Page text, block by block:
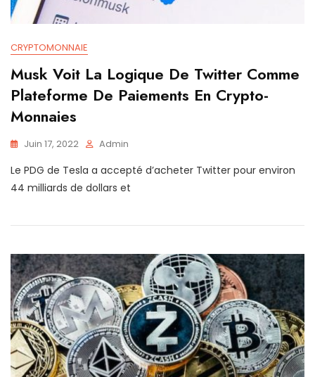
CRYPTOMONNAIE
Musk Voit La Logique De Twitter Comme
Plateforme De Paiements En Crypto-
Monnaies
Juin 17, 2022 Admin
Le PDG de Tesla a accepté d’acheter Twitter pour environ
44 milliards de dollars et